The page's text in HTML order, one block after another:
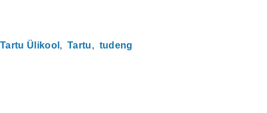
Tartu Ülikool Tartu tudeng